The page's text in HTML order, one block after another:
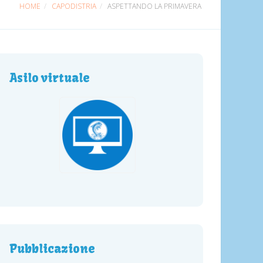
HOME CAPODISTRIA ASPETTANDO LA PRIMAVERA
Asilo virtuale
Pubblicazione